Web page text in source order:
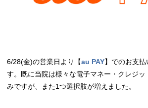
6/28(金)の営業日より【au PAY】でのお支
す。既に当院は様々な電子マネー・クレジ
みですが、また1つ選択肢が増えました。